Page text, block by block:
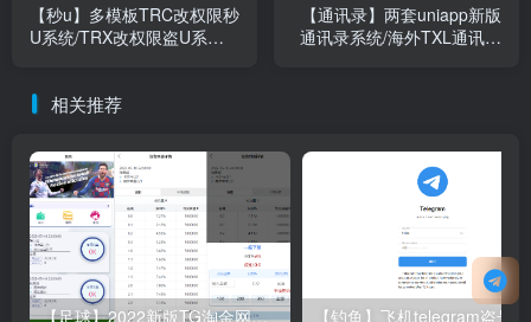
【秒u】多模板TRC改权限秒
U系统/TRX改权限盗U系
【通讯录】两套uniapp新版
通讯录系统/海外TXL通讯录
相关推荐
【足球】2022新版TG淘金网反波胆系统/usdt充值/双语言球盘/下注系统